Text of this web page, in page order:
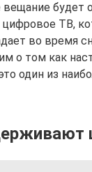
вещание
ТВ,
во время
о том как
один из